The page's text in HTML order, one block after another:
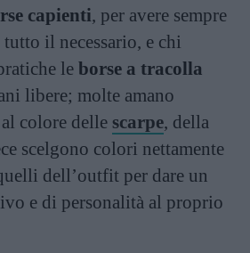
capienti, per avere sempre
il necessario, e chi
le borse a tracolla
libere; molte amano
colore delle scarpe, della
scelgono colori nettamente
dell’outfit per dare un
e di personalità al proprio